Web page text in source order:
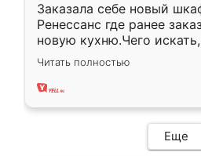
Заказала себе новый
Ренессанс где ранее
новую кухню.Чего
вполне довольна. Служит
два года, нареканий нет.
Читать полностью
Еще